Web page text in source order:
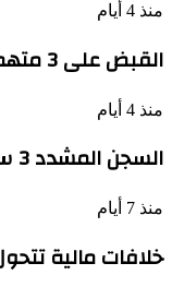
منذ 4 أيام
القبض على 3 متهمين بتهمة غسل 130 مليون جنيه من تجارة السلاح
منذ 4 أيام
السجن المشدد 3 سنوات للمتهم بهتك عرض سيدة والتحرش بها فى أحد شوارع الوراق
منذ 7 أيام
خلافات مالية